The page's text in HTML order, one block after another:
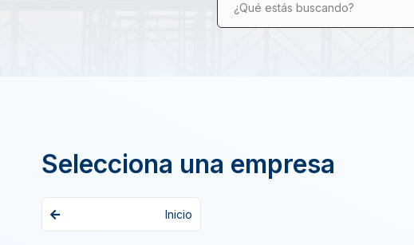
¿Qué estás buscando?
Selecciona una empresa
Inicio